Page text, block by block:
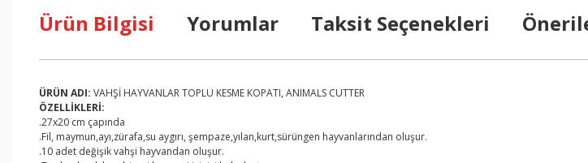
Ürün Bilgisi Yorumlar Taksit Seçenekleri
ÜRÜN ADI: VAHŞİ HAYVANLAR TOPLU KESME KOPATI, ANIMALS CUTTER
ÖZELLİKLERİ:
.27x20 cm çapında
.Fil, maymun,ayı,zürafa,su aygırı, şempaze,yılan,kurt,sürüngen hayvanlarından oluşur.
.10 adet değişik vahşi hayvandan oluşur.